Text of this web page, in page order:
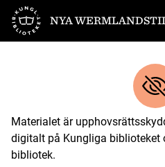
Till startsidan
NYA
Materialet är
digitalt på Kungliga biblioteket
bibliotek.